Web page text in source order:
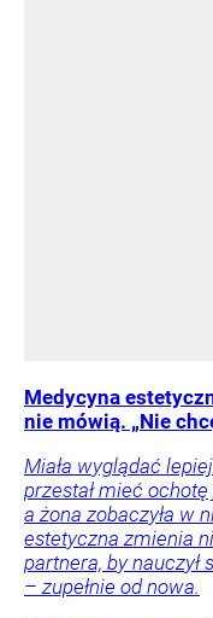
Medycyna
nie mówią. „Nie
Miała wyglądać
przestał mieć ochotę
a żona zobaczyła w
estetyczna zmienia
partnera, by nauczył
– zupełnie od nowa.